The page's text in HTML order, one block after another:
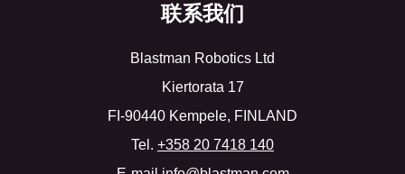
联系我们
Blastman Robotics Ltd
Kiertorata 17
FI-90440 Kempele, FINLAND
Tel. +358 20 7418 140